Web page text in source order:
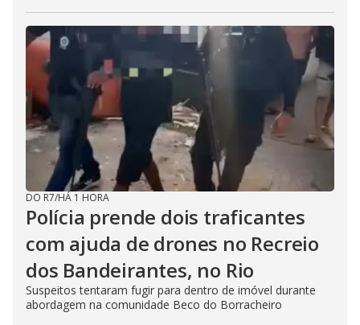
DO R7/HÁ 1 HORA
Polícia prende dois traficantes
com ajuda de drones no Recreio
dos Bandeirantes, no Rio
Suspeitos tentaram fugir para dentro de imóvel durante
abordagem na comunidade Beco do Borracheiro